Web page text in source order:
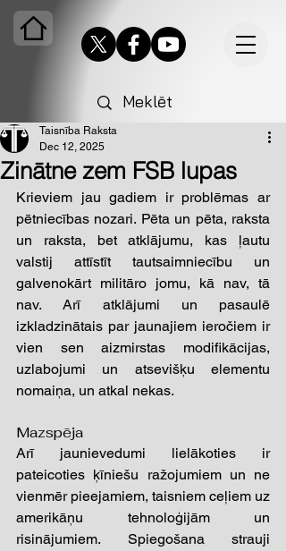
Zinātne zem FSB lupas
Taisnība Raksta
Dec 12, 2025
Krieviem jau gadiem ir problēmas ar
pētniecības nozari. Pēta un pēta, raksta
un raksta, bet atklājumu, kas ļautu
valstij attīstīt tautsaimniecību un
galvenokārt militāro jomu, kā nav, tā
nav. Arī atklājumi un pasaulē
izkladzinātais par jaunajiem ieročiem ir
vien sen aizmirstas modifikācijas,
uzlabojumi un atsevišķu elementu
nomaiņa, un atkal nekas.
Mazspēja
Arī jaunievedumi lielākoties ir
pateicoties ķīniešu ražojumiem un ne
vienmēr pieejamiem, taisniem ceļiem uz
amerikāņu tehnoloģijām un
risinājumiem. Spiegošana strauji